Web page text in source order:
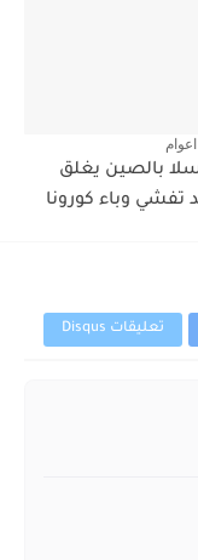
بالصين يغلق
تفشي وباء كورونا
تعليقات Disqus